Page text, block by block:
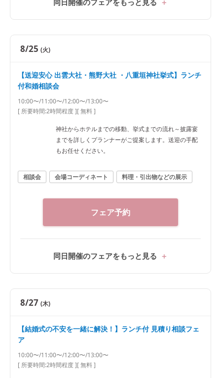
同日開催のフェアをもっと見る
8/25 (火)
【送迎安心 出雲大社・熊野大社 ・八重垣神社挙式】ランチ
付和婚相談会
10:00〜/11:00〜/12:00〜/13:00〜
[ 所要時間:2時間程度][ 無料 ]
神社からホテルまでの移動、挙式までの流れ～披露宴
までを詳しくプランナーがご提案します。送迎の手配
もお任せください。
相談会 会場コーディネート 料理・引出物などの展示
フェア予約
同日開催のフェアをもっと見る
8/27 (木)
【結婚式の不安を一緒に解決！】ランチ付 見積り相談フェ
ア
10:00〜/11:00〜/12:00〜/13:00〜
[ 所要時間:2時間程度][ 無料 ]